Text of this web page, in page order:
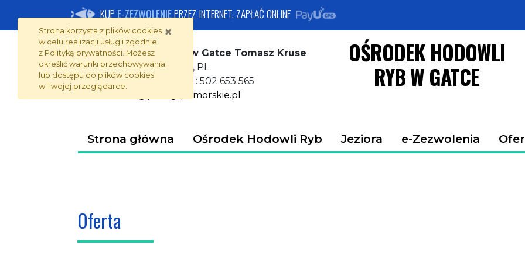
Ośrodek Hodowli Ryb w Gatce | Oferta
Przejdź do zawartości strony
×
Strona korzysta z plików cookies
w celu realizacji usług i zgodnie
z Polityką prywatności. Możesz
określić warunki przechowywania
lub dostępu do plików cookies
w Twojej przeglądarce.
KUP E-ZEZWOLENIEPRZEZ INTERNET, ZAPŁAĆ ONLINE
Ośrodek Hodowli Ryb w Gatce Tomasz Kruse
Gatka 14, 77-200 Miastko, PL
tel.: 59 857 17 08, tel.kom.: 502 653 565
kruse@pstragi.pomorskie.pl
OŚRODEKHODOWLI
RYB W GATCE
Strona główna Ośrodek Hodowli Ryb Jeziora e-Zezwolenia
Oferta